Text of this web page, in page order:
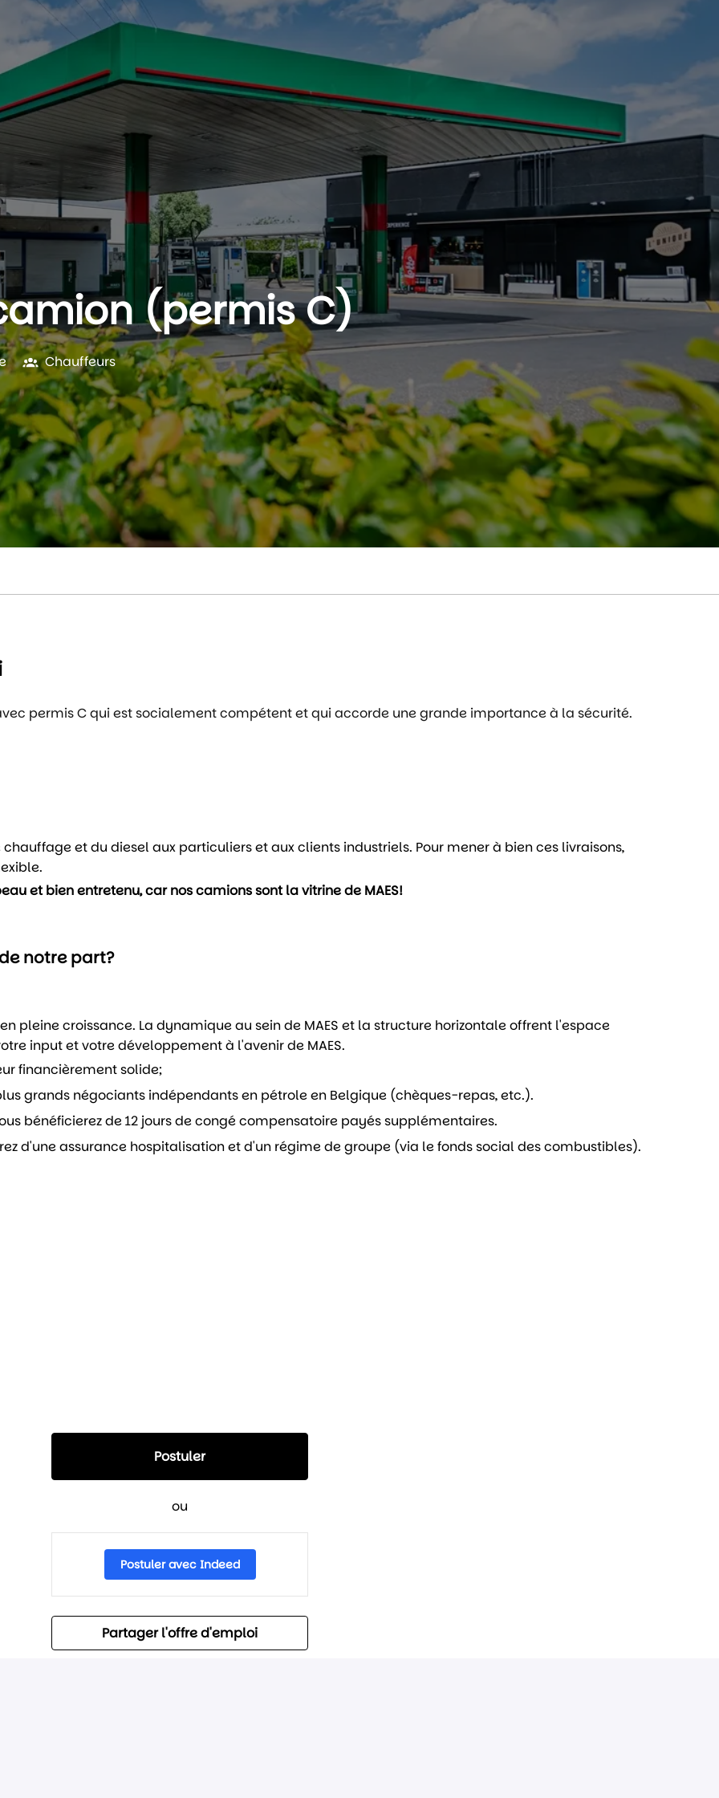
(permis C)
Chauffeurs
permis C qui est socialement compétent et qui accorde une grande importance à la sécurité.
et du diesel aux particuliers et aux clients industriels. Pour mener à bien ces livraisons,
et bien entretenu, car nos camions sont la vitrine de MAES!
notre part?
pleine croissance. La dynamique au sein de MAES et la structure horizontale offrent l'espace
input et votre développement à l'avenir de MAES.
financièrement solide;
grands négociants indépendants en pétrole en Belgique (chèques-repas, etc.).
bénéficierez de 12 jours de congé compensatoire payés supplémentaires.
d'une assurance hospitalisation et d'un régime de groupe (via le fonds social des combustibles).
Postuler
ou
Postuler avec Indeed
Partager l'offre d'emploi